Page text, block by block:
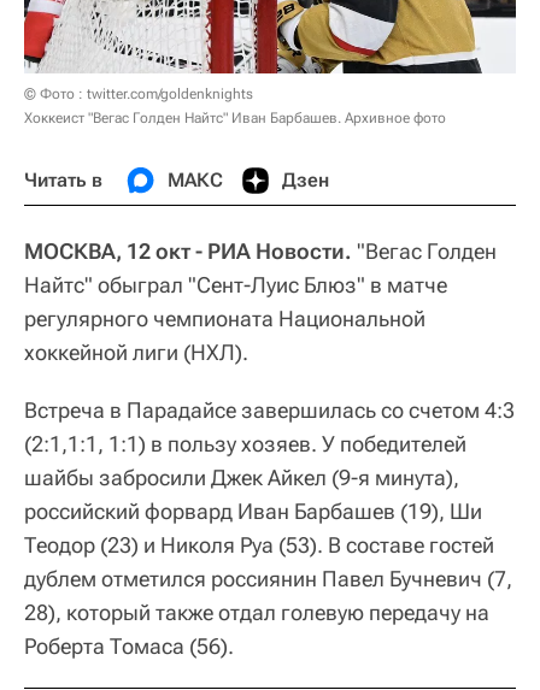
© Фото : twitter.com/goldenknights
Хоккеист "Вегас Голден Найтс" Иван Барбашев. Архивное фото
Читать в МАКС Дзен
МОСКВА, 12 окт - РИА Новости. "Вегас Голден
Найтс" обыграл "Сент-Луис Блюз" в матче
регулярного чемпионата Национальной
хоккейной лиги (НХЛ).
Встреча в Парадайсе завершилась со счетом 4:3
(2:1,1:1, 1:1) в пользу хозяев. У победителей
шайбы забросили Джек Айкел (9-я минута),
российский форвард Иван Барбашев (19), Ши
Теодор (23) и Николя Руа (53). В составе гостей
дублем отметился россиянин Павел Бучневич (7,
28), который также отдал голевую передачу на
Роберта Томаса (56).